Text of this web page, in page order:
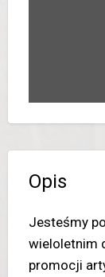
Opis
Jesteśmy
wieloletnim
promocji